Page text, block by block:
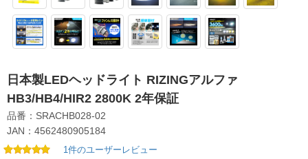
日本製LEDヘッドライト RIZINGアルファ
HB3/HB4/HIR2 2800K 2年保証
品番：SRACHB028-02
JAN：4562480905184
1件のユーザーレビュー